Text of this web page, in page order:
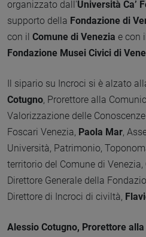
organizzato dall'Università Ca’
supporto della Fondazione di
con il Comune di Venezia e con
Fondazione Musei Civici di
Il sipario su Incroci si è alzato
Cotugno, Prorettore alla
Valorizzazione delle Conoscenze
Foscari Venezia, Paola Mar,
Università, Patrimonio,
territorio del Comune di Venezia,
Direttore Generale della
Direttore di Incroci di civiltà,
Alessio Cotugno, Prorettore